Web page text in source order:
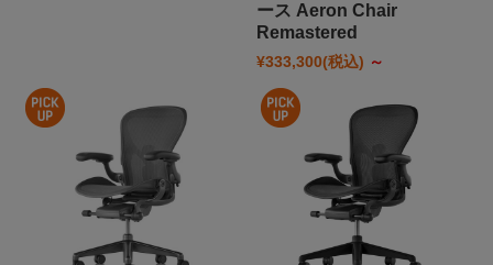
ース Aeron Chair
Remastered
¥333,300(税込) ～